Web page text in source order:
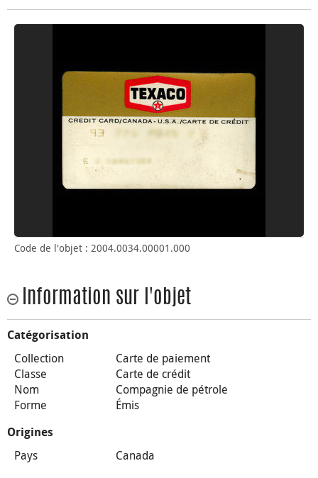
Code de l'objet : 2004.0034.00001.000
Information sur l'objet
Catégorisation
Collection
Carte de paiement
Classe
Carte de crédit
Nom
Compagnie de pétrole
Forme
Émis
Origines
Pays
Canada